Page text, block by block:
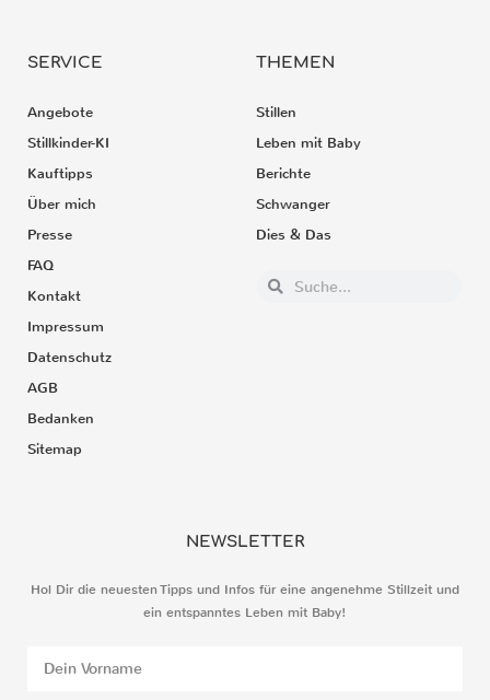
SERVICE
Angebote
Stillkinder-KI
Kauftipps
Über mich
Presse
FAQ
Kontakt
Impressum
Datenschutz
AGB
Bedanken
Sitemap
THEMEN
Stillen
Leben mit Baby
Berichte
Schwanger
Dies & Das
NEWSLETTER
Hol Dir die neuesten Tipps und Infos für eine angenehme Stillzeit und
ein entspanntes Leben mit Baby!